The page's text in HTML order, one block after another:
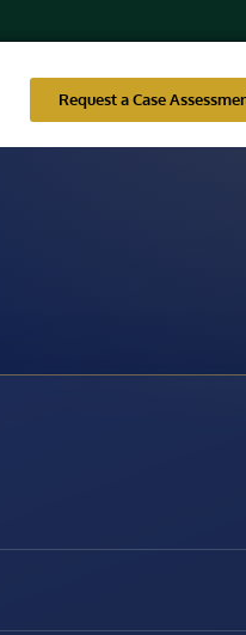
Request a Case